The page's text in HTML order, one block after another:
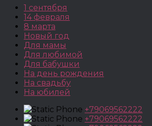
1 сентября
14 февраля
8 марта
Новый год
Для мамы
Для любимой
Для бабушки
На день рождения
На свадьбу
На юбилей
+79069562222
+79069562222